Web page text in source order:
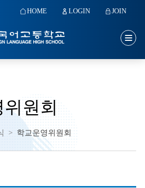
HOME LOGIN JOIN
원회
> 학교운영위원회